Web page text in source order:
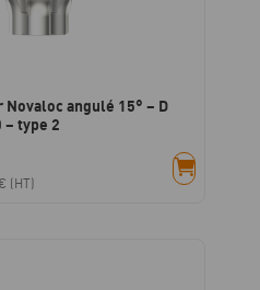
Novaloc angulé 15° – D
– type 2
(HT)